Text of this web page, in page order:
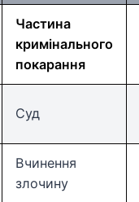
Частина
кримінального
покарання
Суд
Вчинення
злочину